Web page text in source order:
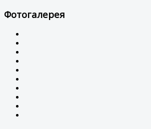
Фотогалерея